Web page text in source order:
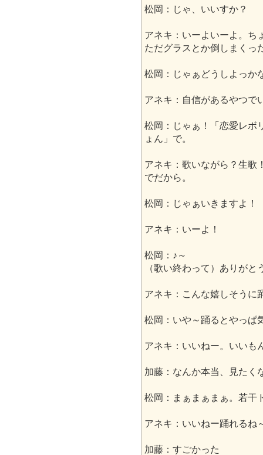
松岡：じゃ、いいすか？
アネキ：いーよいーよ。ち
ただグラスとか倒しまくっ
松岡：じゃぁどうしよっか
アネキ：自信があるやつで
松岡：じゃぁ！「恋愛レボ
ょん」で。
アネキ：歌いながら？生歌
でだから。
松岡：じゃぁいきますよ！
アネキ：いーよ！
松岡：♪～
（歌い終わって）ありがと
アネキ：こんな嬉しそうに
松岡：いや～踊るとやっぱ
アネキ：いいねー。いいも
加藤：なんか本当、見たく
松岡：まぁまぁまぁ。若干
アネキ：いいねー踊れるね
加藤：すごかった